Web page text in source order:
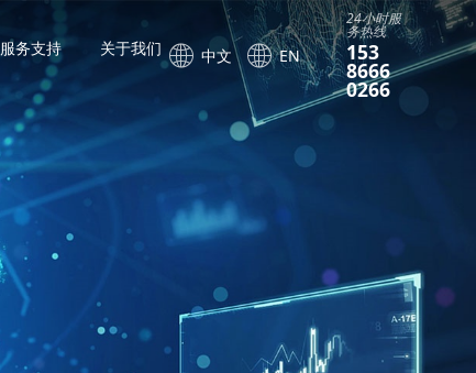
服务支持 关于我们 中文 EN
24小时服
务热线
153
8666
0266